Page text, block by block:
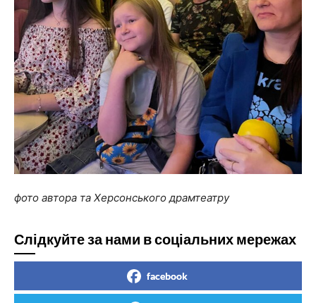
фото автора та Херсонського драмтеатру
Слідкуйте за нами в соціальних мережах
facebook